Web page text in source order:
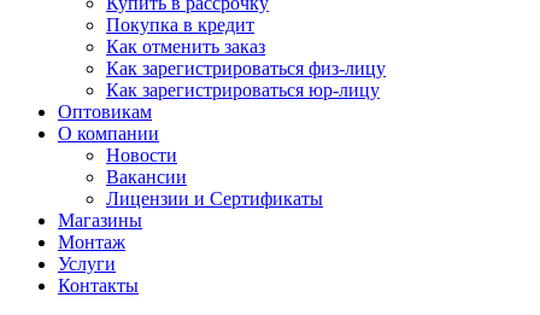
Покупка в кредит
Как отменить заказ
Как зарегистрироваться физ-лицу
Как зарегистрироваться юр-лицу
Оптовикам
О компании
Новости
Вакансии
Лицензии и Сертификаты
Магазины
Монтаж
Услуги
Контакты